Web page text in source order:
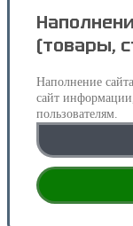
(товары,
Наполнение
сайт
пользователям.